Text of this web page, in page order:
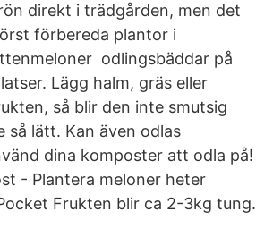
direkt i trädgården, men det
förbereda plantor i
odlingsbäddar på
Lägg halm, gräs eller
så blir den inte smutsig
så lätt. Kan även odlas
dina komposter att odla på!
- Plantera meloner heter
Frukten blir ca 2-3kg tung.